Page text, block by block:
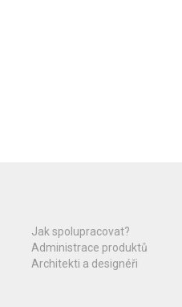
Jak spolupracovat?
Administrace produktů
Architekti a designéři